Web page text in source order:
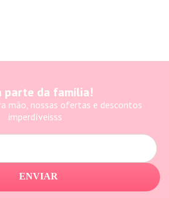
parte da família!
mão, nossas ofertas e descontos
imperdíveisss
ENVIAR